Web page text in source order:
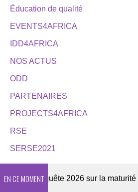
Éducation de qualité
EVENTS4AFRICA
IDD4AFRICA
NOS ACTUS
ODD
PARTENAIRES
PROJECTS4AFRICA
RSE
SERSE2021
EN CE MOMENT
Enquête 2026 sur la maturité